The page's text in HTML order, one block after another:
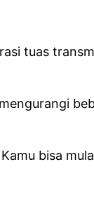
tuas
bisa